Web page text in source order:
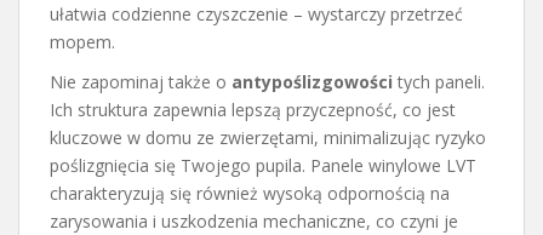
ułatwia codzienne czyszczenie – wystarczy przetrzeć
mopem.
Nie zapominaj także o antypoślizgowości tych paneli.
Ich struktura zapewnia lepszą przyczepność, co jest
kluczowe w domu ze zwierzętami, minimalizując ryzyko
poślizgnięcia się Twojego pupila. Panele winylowe LVT
charakteryzują się również wysoką odpornością na
zarysowania i uszkodzenia mechaniczne, co czyni je